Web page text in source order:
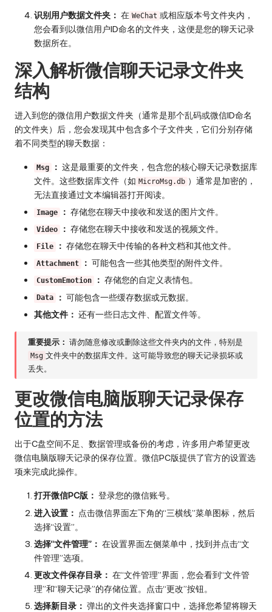
识别用户数据文件夹： 在 WeChat 或相应版本号文件夹内，
您会看到以微信用户ID命名的文件夹，这便是您的聊天记录
数据所在。
深入解析微信聊天记录文件夹
结构
进入到您的微信用户数据文件夹（通常是那个乱码或微信ID命名
的文件夹）后，您会发现其中包含多个子文件夹，它们分别存储
着不同类型的聊天数据：
Msg ： 这是最重要的文件夹，包含您的核心聊天记录数据库
文件。这些数据库文件（如 MicroMsg.db ）通常是加密的，
无法直接通过文本编辑器打开阅读。
Image ： 存储您在聊天中接收和发送的图片文件。
Video ： 存储您在聊天中接收和发送的视频文件。
File ： 存储您在聊天中传输的各种文档和其他文件。
Attachment ： 可能包含一些其他类型的附件文件。
CustomEmotion ： 存储您的自定义表情包。
Data ： 可能包含一些缓存数据或元数据。
其他文件： 还有一些日志文件、配置文件等。
重要提示： 请勿随意修改或删除这些文件夹内的文件，特别是
Msg 文件夹中的数据库文件。这可能导致您的聊天记录损坏或
丢失。
更改微信电脑版聊天记录保存
位置的方法
出于C盘空间不足、数据管理或备份的考虑，许多用户希望更改
微信电脑版聊天记录的保存位置。微信PC版提供了官方的设置选
项来完成此操作。
打开微信PC版： 登录您的微信账号。
进入设置： 点击微信界面左下角的“三横线”菜单图标，然后
选择“设置”。
选择“文件管理”： 在设置界面左侧菜单中，找到并点击“文
件管理”选项。
更改文件保存目录： 在“文件管理”界面，您会看到“文件管
理”和“聊天记录”的存储位置。点击“更改”按钮。
选择新目录： 弹出的文件夹选择窗口中，选择您希望将聊天